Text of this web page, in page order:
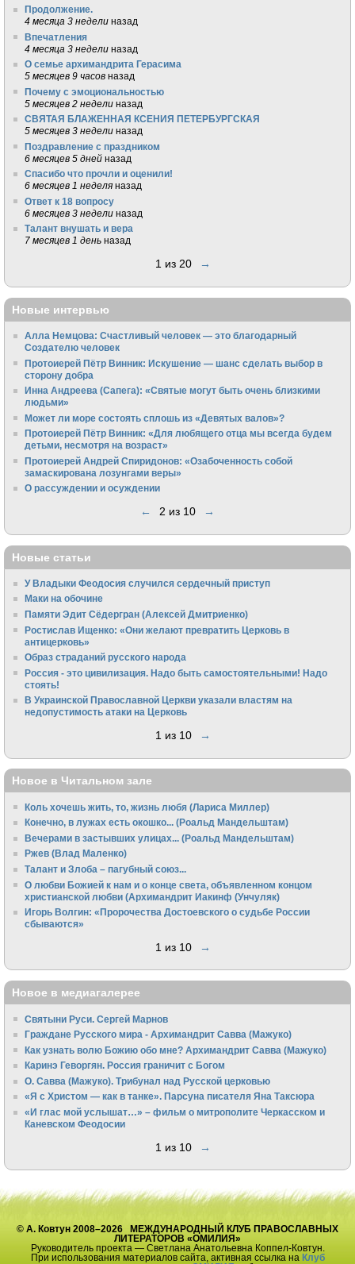
Продолжение.
4 месяца 3 недели назад
Впечатления
4 месяца 3 недели назад
О семье архимандрита Герасима
5 месяцев 9 часов назад
Почему с эмоциональностью
5 месяцев 2 недели назад
СВЯТАЯ БЛАЖЕННАЯ КСЕНИЯ ПЕТЕРБУРГСКАЯ
5 месяцев 3 недели назад
Поздравление с праздником
6 месяцев 5 дней назад
Спасибо что прочли и оценили!
6 месяцев 1 неделя назад
Ответ к 18 вопросу
6 месяцев 3 недели назад
Талант внушать и вера
7 месяцев 1 день назад
1 из 20 →
Новые интервью
Алла Немцова: Счастливый человек — это благодарный
Создателю человек
Протоиерей Пётр Винник: Искушение — шанс сделать выбор в
сторону добра
Инна Андреева (Сапега): «Святые могут быть очень близкими
людьми»
Может ли море состоять сплошь из «Девятых валов»?
Протоиерей Пётр Винник: «Для любящего отца мы всегда будем
детьми, несмотря на возраст»
Протоиерей Андрей Спиридонов: «Озабоченность собой
замаскирована лозунгами веры»
О рассуждении и осуждении
← 2 из 10 →
Новые статьи
У Владыки Феодосия случился сердечный приступ
Маки на обочине
Памяти Эдит Сёдергран (Алексей Дмитриенко)
Ростислав Ищенко: «Они желают превратить Церковь в
антицерковь»
Образ страданий русского народа
Россия - это цивилизация. Надо быть самостоятельными! Надо
стоять!
В Украинской Православной Церкви указали властям на
недопустимость атаки на Церковь
1 из 10 →
Новое в Читальном зале
Коль хочешь жить, то, жизнь любя (Лариса Миллер)
Конечно, в лужах есть окошко... (Роальд Мандельштам)
Вечерами в застывших улицах... (Роальд Мандельштам)
Ржев (Влад Маленко)
Талант и Злоба – пагубный союз...
О любви Божией к нам и о конце света, объявленном концом
христианской любви (Архимандрит Иакинф (Унчуляк)
Игорь Волгин: «Пророчества Достоевского о судьбе России
сбываются»
1 из 10 →
Новое в медиагалерее
Святыни Руси. Сергей Марнов
Граждане Русского мира - Архимандрит Савва (Мажуко)
Как узнать волю Божию обо мне? Архимандрит Савва (Мажуко)
Каринэ Геворгян. Россия граничит с Богом
О. Савва (Мажуко). Трибунал над Русской церковью
«Я с Христом — как в танке». Парсуна писателя Яна Таксюра
«И глас мой услышат…» – фильм о митрополите Черкасском и
Каневском Феодосии
1 из 10 →
© А. Ковтун 2008–2026 МЕЖДУНАРОДНЫЙ КЛУБ ПРАВОСЛАВНЫХ
ЛИТЕРАТОРОВ «ОМИЛИЯ»
Руководитель проекта — Светлана Анатольевна Коппел-Ковтун.
При использования материалов сайта, активная ссылка на Клуб